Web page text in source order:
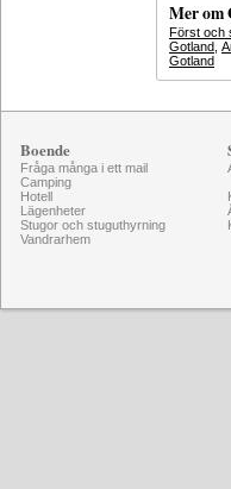
Mer om
Först och
Gotland
Gotland
Boende
Fråga många i ett mail
Camping
Hotell
Lägenheter
Stugor och stuguthyrning
Vandrarhem